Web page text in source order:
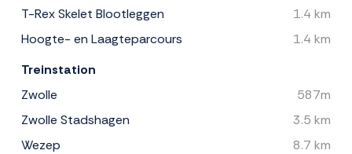
T-Rex Skelet Blootleggen
1.4 km
Hoogte- en Laagteparcours
1.4 km
Treinstation
Zwolle
587m
Zwolle Stadshagen
3.5 km
Wezep
8.7 km